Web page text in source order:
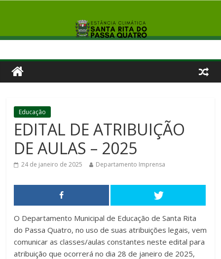
Educação
EDITAL DE ATRIBUIÇÃO
DE AULAS – 2025
24 de janeiro de 2025 Departamento Imprensa
O Departamento Municipal de Educação de Santa Rita
do Passa Quatro, no uso de suas atribuições legais, vem
comunicar as classes/aulas constantes neste edital para
atribuição que ocorrerá no dia 28 de janeiro de 2025,